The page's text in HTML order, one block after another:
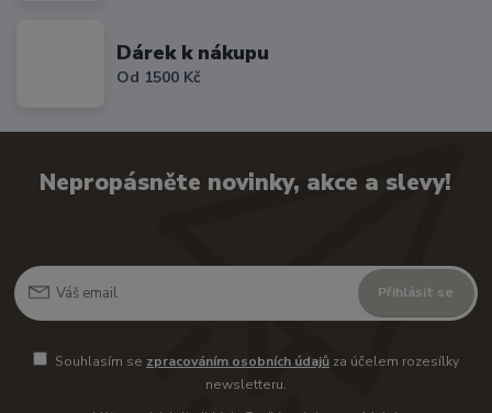
Dárek k nákupu
Od 1500 Kč
Nepropásněte novinky, akce a slevy!
Přihlásit se
Souhlasím se zpracováním osobních údajůza účelem rozesílky
newsletteru.